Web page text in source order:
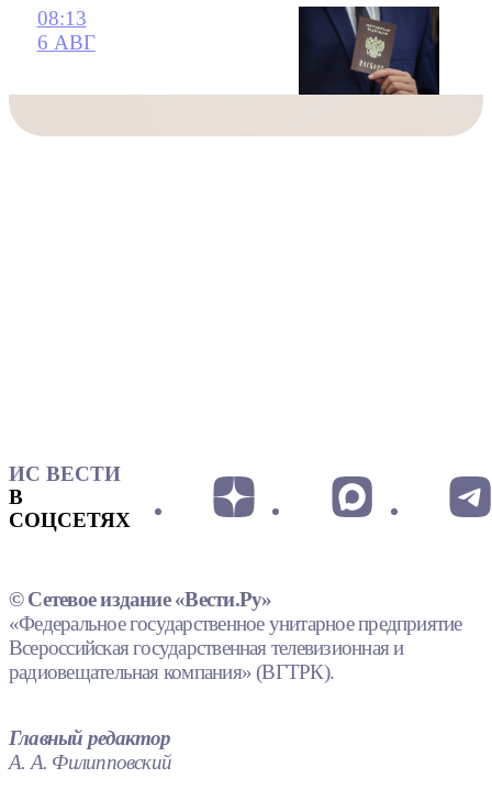
08:13
6 АВГ
ИС ВЕСТИ
В
СОЦСЕТЯХ
© Сетевое издание «Вести.Ру»
«Федеральное государственное унитарное предприятие
Всероссийская государственная телевизионная и
радиовещательная компания» (ВГТРК).
Главный редактор
А. А. Филипповский